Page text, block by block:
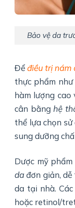
Bảo vệ da
Đểđiều trị nám
thực phẩm
hàm lượng cao
cân bằnghệ
thể lựa chọn
sung dưỡng
Dược mỹ
dađơn giản, dễ
da tại nhà.
hoặc retinol/